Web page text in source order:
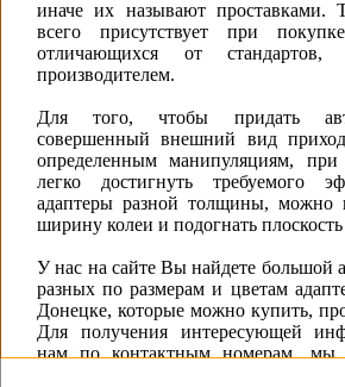
иначе их называют проставками.
всего присутствует при
отличающихся от стандартов,
производителем.
Для того, чтобы придать
совершенный внешний вид
определенным манипуляциям,
легко достигнуть требуемого
адаптеры разной толщины, можно
ширину колеи и подогнать
У нас на сайте Вы найдете большой
разных по размерам и цветам
Донецке, которые можно купить,
Для получения интересующей
нам по контактным номерам, мы